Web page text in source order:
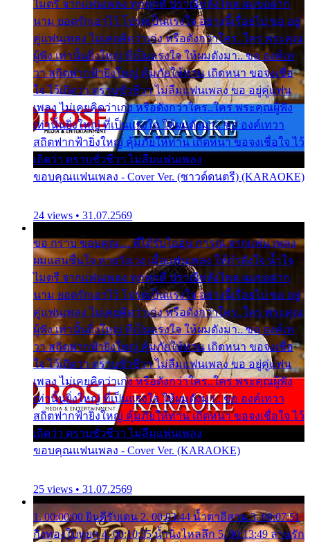
ไมตรี จากแฟนเพลง ทุกทุกที่ ปราณีหลั่งไหล ผมขอฝาก
นาม ยอดรักเอาไว้ โปรดเป็นแรงใจ อย่างนี้เรื่อยไป ขอ อยู่
คู่แฟนเพลง ไม่เคยคิดว่าเก่ง หรือดังกว่าใคร..ใคร พระคุณ
ผู้ฟัง เท่านั้นยิ่งใหญ่ ที่เป็นแรงใจ ให้ผมดังมา.. ขอ องค์เท
วา สถิตฟากฟ้ายิ่งใหญ่ คุ้มภัยให้ท่าน เถิดหนา ขอจงเชื่อ
ใจ ไว้เถิดว่า ตราบชั่วชีวา ไม่ลืมแฟนเพลง ขอ อยู่คู่แฟน
เพลง ไม่เคยคิดว่าเก่ง หรือดังกว่าใคร..ใคร พระคุณผู้ฟัง
เท่านั้นยิ่งใหญ่ ที่เป็นแรงใจ ให้ผมดังมา.. ขอ องค์เทวา
สถิตฟากฟ้ายิ่งใหญ่ คุ้มภัยให้ท่าน เถิดหนา ขอจงเชื่อใจ ไว้
เถิดว่า ตราบชั่วชีวา ไม่ลืมแฟนเพลง
ขอบคุณแฟนเพลง - Cover Ver. (ซาวด์ดนตรี) (KARAOKE)
24 views • 31.07.2569
ขอ กราบ ขอบคุณ.... ที่ได้รับไออุ่น การุณ จากแฟน เพลง
ผมแสนชื่นใจ หายวังเวง เมื่อแฟนเพลง ให้กำลังใจ น้ำใจ
ไมตรี จากแฟนเพลง ทุกทุกที่ ปราณีหลั่งไหล ผมขอฝาก
นาม ยอดรักเอาไว้ โปรดเป็นแรงใจ อย่างนี้เรื่อยไป ขอ อยู่
คู่แฟนเพลง ไม่เคยคิดว่าเก่ง หรือดังกว่าใคร..ใคร พระคุณ
ผู้ฟัง เท่านั้นยิ่งใหญ่ ที่เป็นแรงใจ ให้ผมดังมา.. ขอ องค์เท
วา สถิตฟากฟ้ายิ่งใหญ่ คุ้มภัยให้ท่าน เถิดหนา ขอจงเชื่อ
ใจ ไว้เถิดว่า ตราบชั่วชีวา ไม่ลืมแฟนเพลง ขอ อยู่คู่แฟน
เพลง ไม่เคยคิดว่าเก่ง หรือดังกว่าใคร..ใคร พระคุณผู้ฟัง
เท่านั้นยิ่งใหญ่ ที่เป็นแรงใจ ให้ผมดังมา.. ขอ องค์เทวา
สถิตฟากฟ้ายิ่งใหญ่ คุ้มภัยให้ท่าน เถิดหนา ขอจงเชื่อใจ ไว้
เถิดว่า ตราบชั่วชีวา ไม่ลืมแฟนเพลง
ขอบคุณแฟนเพลง - Cover Ver. (KARAOKE)
25 views • 31.07.2569
1. 00:00:00 ยินดีรับเดน 2. 00:03:44 น้ำตาอีสาน 3. 00:07:51
กิ่งทองใบหยก 4. 00:10:35 น้ำนิ่งไหลลึก 5. 00:13:49 ลานรัก